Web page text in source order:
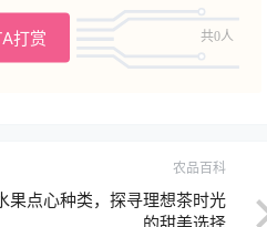
打赏 共0人
农品百科
果点心种类，探寻理想茶时光
的甜美选择